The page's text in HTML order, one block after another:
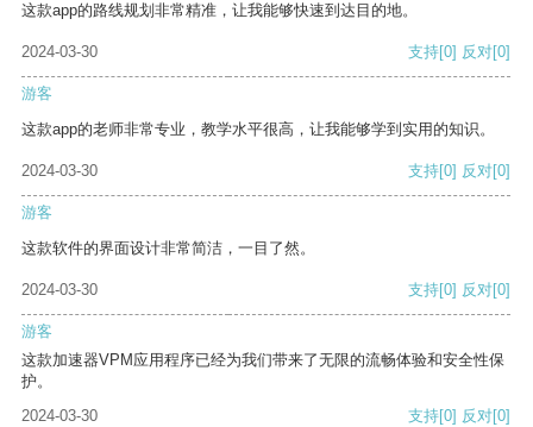
这款app的路线规划非常精准，让我能够快速到达目的地。
2024-03-30 支持[0] 反对[0]
游客
这款app的老师非常专业，教学水平很高，让我能够学到实用的知识。
2024-03-30 支持[0] 反对[0]
游客
这款软件的界面设计非常简洁，一目了然。
2024-03-30 支持[0] 反对[0]
游客
这款加速器VPM应用程序已经为我们带来了无限的流畅体验和安全性保
护。
2024-03-30
支持[0] 反对[0]